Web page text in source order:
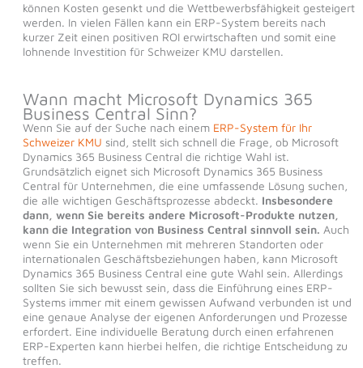
können Kosten gesenkt und die Wettbewerbsfähigkeit gesteigert
werden. In vielen Fällen kann ein ERP-System bereits nach
kurzer Zeit einen positiven ROI erwirtschaften und somit eine
lohnende Investition für Schweizer KMU darstellen.
Wann macht Microsoft Dynamics 365
Business Central Sinn?
Wenn Sie auf der Suche nach einem ERP-System für Ihr
Schweizer KMU sind, stellt sich schnell die Frage, ob Microsoft
Dynamics 365 Business Central die richtige Wahl ist.
Grundsätzlich eignet sich Microsoft Dynamics 365 Business
Central für Unternehmen, die eine umfassende Lösung suchen,
die alle wichtigen Geschäftsprozesse abdeckt. Insbesondere
dann, wenn Sie bereits andere Microsoft-Produkte nutzen,
kann die Integration von Business Central sinnvoll sein. Auch
wenn Sie ein Unternehmen mit mehreren Standorten oder
internationalen Geschäftsbeziehungen haben, kann Microsoft
Dynamics 365 Business Central eine gute Wahl sein. Allerdings
sollten Sie sich bewusst sein, dass die Einführung eines ERP-
Systems immer mit einem gewissen Aufwand verbunden ist und
eine genaue Analyse der eigenen Anforderungen und Prozesse
erfordert. Eine individuelle Beratung durch einen erfahrenen
ERP-Experten kann hierbei helfen, die richtige Entscheidung zu
treffen.